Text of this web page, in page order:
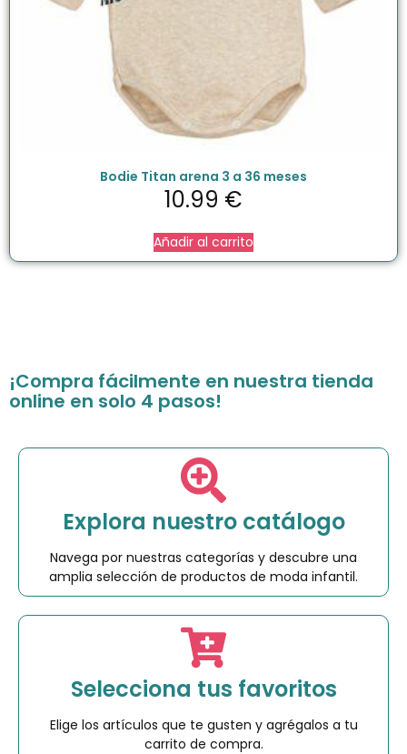
Bodie Titan arena 3 a 36 meses
10.99 €
Añadir al carrito
¡Compra fácilmente en nuestra tienda
online en solo 4 pasos!
Explora nuestro catálogo
Navega por nuestras categorías y descubre una
amplia selección de productos de moda infantil.
Selecciona tus favoritos
Elige los artículos que te gusten y agrégalos a tu
carrito de compra.